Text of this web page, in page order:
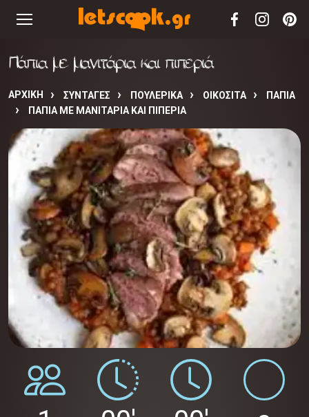
Πάπια με μανιτάρια και πιπεριά
ΑΡΧΙΚΉ ΣΥΝΤΑΓΈΣ ΠΟΥΛΕΡΙΚΑ ΟΙΚΟΣΙΤΑ
ΠΑΠΙΑ
ΠΆΠΙΑ ΜΕ ΜΑΝΙΤΆΡΙΑ ΚΑΙ ΠΙΠΕΡΙΆ